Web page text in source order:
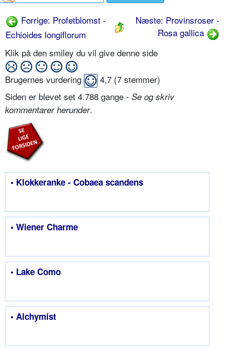
Forrige: Profetblomst -
Echioides longiflorum
Næste: Provinsroser -
Rosa gallica
Klik på den smiley du vil give denne side
Brugernes vurdering 4,7 (7 stemmer)
Siden er blevet set 4.788 gange - Se og skriv
kommentarer herunder.
• Klokkeranke - Cobaea scandens
• Wiener Charme
• Lake Como
• Alchymist